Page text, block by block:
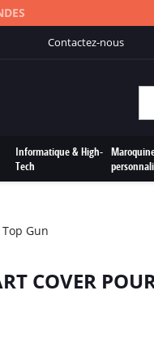
Contactez-nous
Informatique & High-
Tech
Gun
COVER